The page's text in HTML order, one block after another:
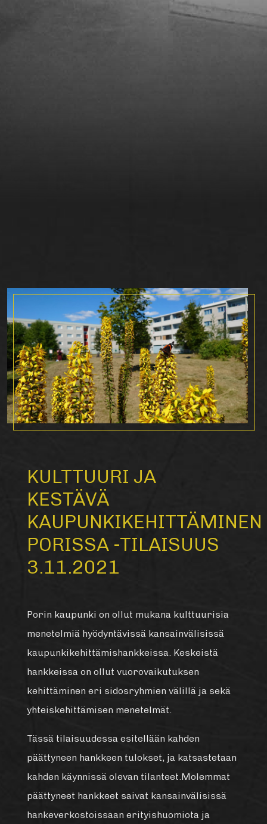
KULTTUURI JA
KESTÄVÄ
KAUPUNKIKEHITTÄMINEN
PORISSA -TILAISUUS
3.11.2021
Porin kaupunki on ollut mukana kulttuurisia
menetelmiä hyödyntävissä kansainvälisissä
kaupunkikehittämishankkeissa. Keskeistä
hankkeissa on ollut vuorovaikutuksen
kehittäminen eri sidosryhmien välillä ja sekä
yhteiskehittämisen menetelmät.
Tässä tilaisuudessa esitellään kahden
päättyneen hankkeen tulokset, ja katsastetaan
kahden käynnissä olevan tilanteet.Molemmat
päättyneet hankkeet saivat kansainvälisissä
hankeverkostoissaan erityishuomiota ja